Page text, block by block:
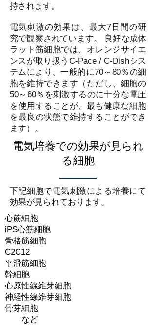
持されます。
電気刺激の効果は、最大7日間の研
究で観察されています。 良好な成体
ラット筋細胞では、オレンジサイエ
ンスが取り扱うC-Pace / C-Dishシス
テムにより、一般的に70～80％の細
胞を維持できます（ただし、細胞の
50～60％を刺激するのに十分な電圧
を使用することが、最も健康な細胞
を最良の状態で維持することができ
ます）。
電気培養での効果が見られ
る細胞
下記細胞で電気刺激による培養にて
効果が見られております。
心筋細胞
iPS心筋細胞
骨格筋細胞
C2C12
平滑筋細胞
幹細胞
心原性線維芽細胞
神経性線維芽細胞
骨芽細胞
など